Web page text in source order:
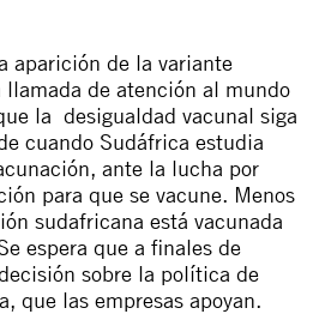
aparición de la variante
de atención al mundo
la desigualdad vacunal siga
cuando Sudáfrica estudia
ante la lucha por
para que se vacune. Menos
sudafricana está vacunada
espera que a finales de
sobre la política de
que las empresas apoyan.